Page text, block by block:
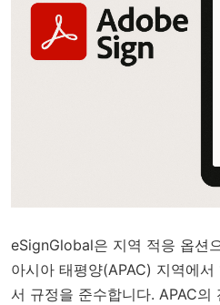
eSignGlobal은 지역 적응 옵션
아시아 태평양(APAC) 지역에
서 규정을 준수합니다. APAC의